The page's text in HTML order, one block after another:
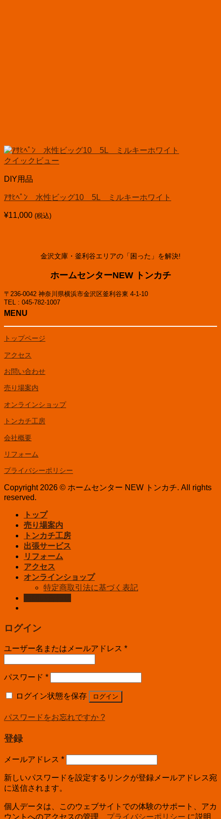
クイックビュー
DIY用品
ｱｻﾋﾍﾟﾝ 水性ビッグ10 5L ミルキーホワイト
¥11,000 (税込)
金沢文庫・釜利谷エリアの「困った」を解決!
ホームセンターNEW トンカチ
〒236-0042 神奈川県横浜市金沢区釜利谷東 4-1-10
TEL : 045-782-1007
MENU
トップページ
アクセス
お問い合わせ
売り場案内
オンラインショップ
トンカチ工房
会社概要
リフォーム
プライバシーポリシー
Copyright 2026 © ホームセンター NEW トンカチ. All rights
reserved.
トップ
売り場案内
トンカチ工房
出張サービス
リフォーム
アクセス
オンラインショップ
特定商取引法に基づく表記
ログイン
ユーザー名またはメールアドレス *
パスワード *
ログイン状態を保存 ログイン
パスワードをお忘れですか ?
登録
メールアドレス *
新しいパスワードを設定するリンクが登録メールアドレス宛
に送信されます。
個人データは、このウェブサイトでの体験のサポート、アカ
ウントへのアクセスの管理、 プライバシーポリシー に説明